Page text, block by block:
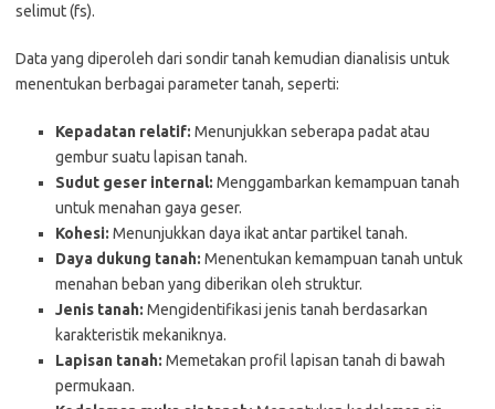
selimut (fs).
Data yang diperoleh dari sondir tanah kemudian dianalisis untuk
menentukan berbagai parameter tanah, seperti:
Kepadatan relatif: Menunjukkan seberapa padat atau
gembur suatu lapisan tanah.
Sudut geser internal: Menggambarkan kemampuan tanah
untuk menahan gaya geser.
Kohesi: Menunjukkan daya ikat antar partikel tanah.
Daya dukung tanah: Menentukan kemampuan tanah untuk
menahan beban yang diberikan oleh struktur.
Jenis tanah: Mengidentifikasi jenis tanah berdasarkan
karakteristik mekaniknya.
Lapisan tanah: Memetakan profil lapisan tanah di bawah
permukaan.